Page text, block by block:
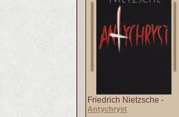
Friedrich Nietzsche -
Antychryst